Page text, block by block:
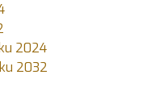
2024
2032